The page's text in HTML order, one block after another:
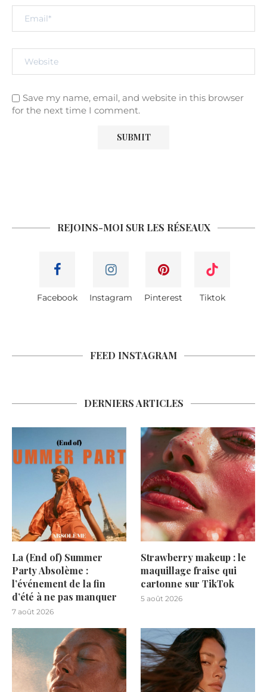
Save my name, email, and website in this browser
for the next time I comment.
REJOINS-MOI SUR LES RÉSEAUX
Facebook Instagram Pinterest Tiktok
FEED INSTAGRAM
DERNIERS ARTICLES
La (End of) Summer
Party Absolème :
l’événement de la fin
d’été à ne pas manquer
7 août 2026
Strawberry makeup : le
maquillage fraise qui
cartonne sur TikTok
5 août 2026